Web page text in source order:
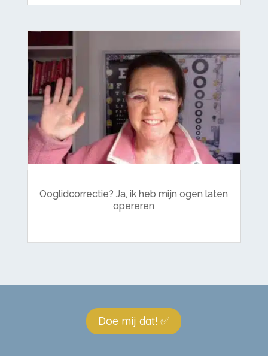
Ooglidcorrectie? Ja, ik heb mijn ogen laten
opereren
Doe mij dat! ✅